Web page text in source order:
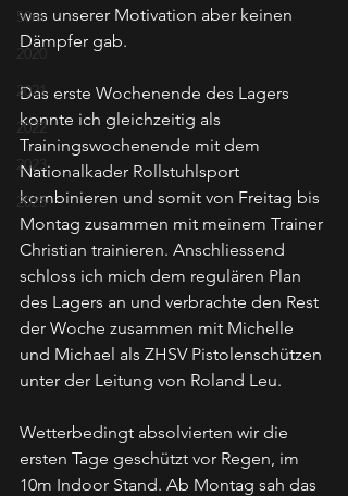
50m
2020
2021
2022
2023
2025
was unserer Motivation aber keinen
Dämpfer gab.
Das erste Wochenende des Lagers
konnte ich gleichzeitig als
Trainingswochenende mit dem
Nationalkader Rollstuhlsport
kombinieren und somit von Freitag bis
Montag zusammen mit meinem Trainer
Christian trainieren. Anschliessend
schloss ich mich dem regulären Plan
des Lagers an und verbrachte den Rest
der Woche zusammen mit Michelle
und Michael als ZHSV Pistolenschützen
unter der Leitung von Roland Leu.
Wetterbedingt absolvierten wir die
ersten Tage geschützt vor Regen, im
10m Indoor Stand. Ab Montag sah das